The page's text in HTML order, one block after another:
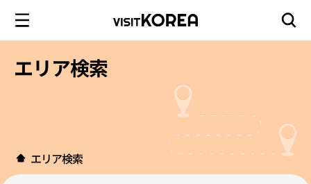
エリア検索
エリア検索